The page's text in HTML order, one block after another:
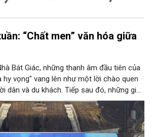
“Chất men” văn hóa giữa
Bát Giác, những thanh âm đầu tiên của
hy vọng" vang lên như một lời chào quen
dân và du khách. Tiếp sau đó, những giai
thế giới lần lượt cất lên qua phần biểu
Văn Minh và các nghệ sĩ Bình Minh Jazz
gian âm nhạc giàu cảm xúc ngay giữa